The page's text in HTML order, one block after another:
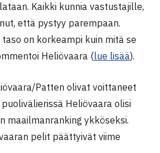
Kaikki kunnia vastustajille,
että pystyy parempaan.
on korkeampi kuin mitä se
Heliövaara (lue lisää).
Patten olivat voittaneet
Heliövaara olisi
maailmanranking ykköseksi.
pelit päättyivät viime